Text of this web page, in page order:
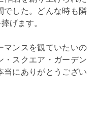
でした。どんな時も隣
げます。
マンスを観ていたいの
・スクエア・ガーデン
当にありがとうござい